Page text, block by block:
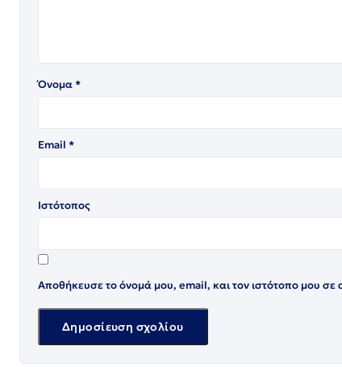
Όνομα*
Email *
Ιστότοπος
Αποθήκευσε το όνομά μου, email, και τον ιστότοπο μου